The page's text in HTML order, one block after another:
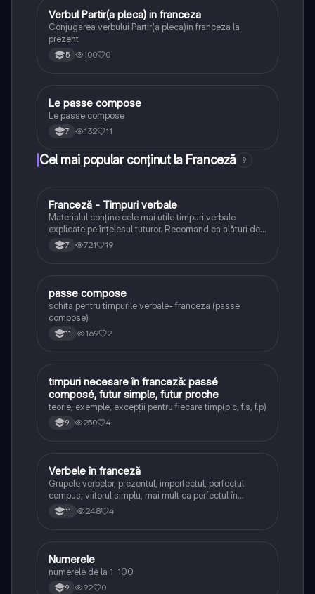
Franceză
Verbul Partir(a pleca) in franceza
Conjugarea verbului Partir(a pleca)in franceza la
prezent
5 100 0
Franceză
Le passe compose
Le passe compose
7 132 11
Cel mai popular conținut la Franceză 9
Franceză
Franceză - Timpuri verbale
Materialul conține cele mai utile timpuri verbale
explicate pe înțelesul tuturor. Recomand ca alături de
acest material să folosiți o carte cu exerciții.
7 721 19
Franceză
passe compose
schita pentru timpurile verbale- franceza (passe
compose)
11 169 2
Franceză
timpuri necesare în franceză: passé
composé, futur simple, futur proche
teorie, exemple, excepții pentru fiecare timp(p.c, f.s, f.p)
9 250 4
Franceză
Verbele în franceză
Grupele verbelor, prezentul, imperfectul, perfectul
compus, viitorul simplu, mai mult ca perfectul în
franceză.
11 248 4
Franceză
Numerele
numerele de la 1-100
9 92 0